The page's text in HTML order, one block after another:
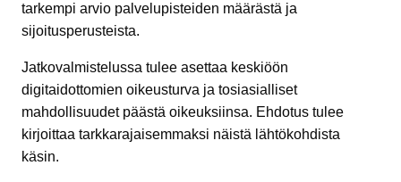
tarkempi arvio palvelupisteiden määrästä ja
sijoitusperusteista.
Jatkovalmistelussa tulee asettaa keskiöön
digitaidottomien oikeusturva ja tosiasialliset
mahdollisuudet päästä oikeuksiinsa. Ehdotus tulee
kirjoittaa tarkkarajaisemmaksi näistä lähtökohdista
käsin.